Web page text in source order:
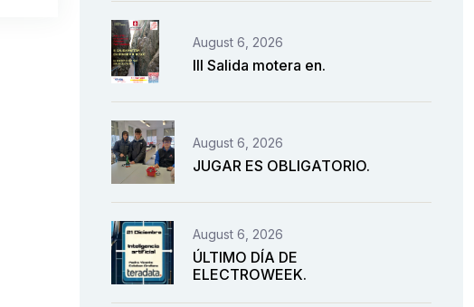
August 6, 2026
III Salida motera en.
August 6, 2026
JUGAR ES OBLIGATORIO.
August 6, 2026
ÚLTIMO DÍA DE
ELECTROWEEK.